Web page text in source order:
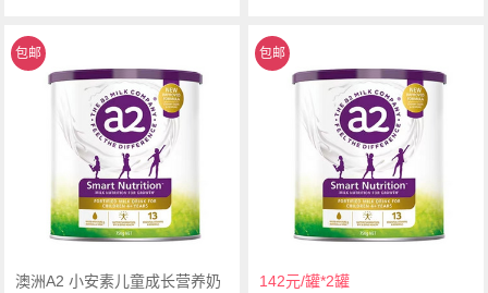
包邮
澳洲A2 小安素儿童成长营养奶
包邮
142元/罐*2罐